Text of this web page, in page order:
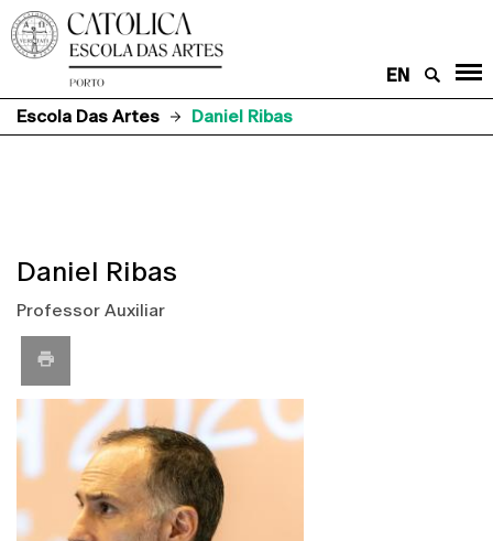
EN
Escola Das Artes
Daniel Ribas
Daniel Ribas
Professor Auxiliar